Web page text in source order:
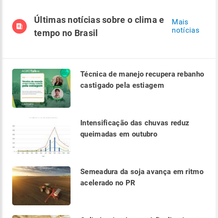
Últimas notícias sobre o clima e
tempo no Brasil
Mais
notícias
Técnica de manejo recupera rebanho
castigado pela estiagem
Intensificação das chuvas reduz
queimadas em outubro
Semeadura da soja avança em ritmo
acelerado no PR